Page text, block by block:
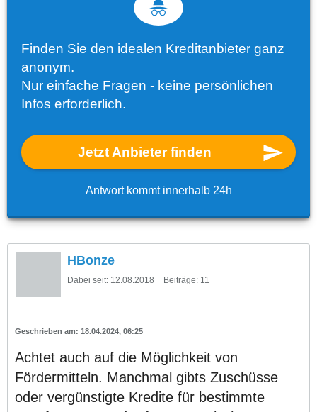
Finden Sie den idealen Kreditanbieter ganz
anonym.
Nur einfache Fragen - keine persönlichen
Infos erforderlich.
Jetzt Anbieter finden
Antwort kommt innerhalb 24h
HBonze
Dabei seit: 12.08.2018 Beiträge: 11
18.04.2024, 06:25
Achtet auch auf die Möglichkeit von
Fördermitteln. Manchmal gibts Zuschüsse
oder vergünstigte Kredite für bestimmte